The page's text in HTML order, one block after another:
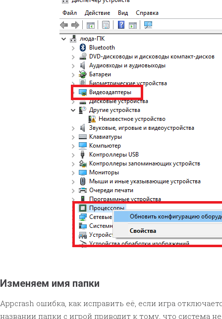
Изменяем имя папки
Appcrash ошибка, как исправить её, если игра
названии папки с игрой приводит к тому, что система